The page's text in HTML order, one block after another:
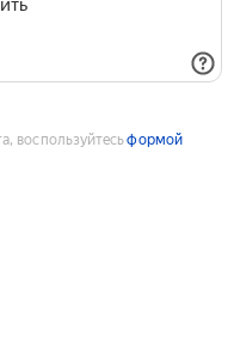
воспользуйтесьформой